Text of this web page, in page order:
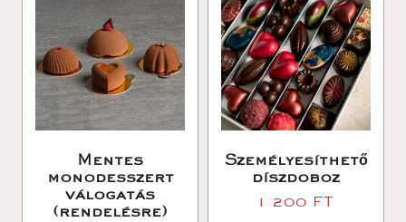
Mentes
monodesszert
válogatás
(rendelésre)
Személyesíthető
díszdoboz
1 200 FT